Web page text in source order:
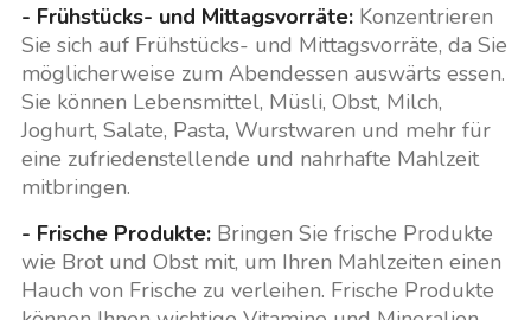
- Frühstücks- und Mittagsvorräte:Konzentrieren
Sie sich auf Frühstücks- und Mittagsvorräte, da Sie
möglicherweise zum Abendessen auswärts essen.
Sie können Lebensmittel, Müsli, Obst, Milch,
Joghurt, Salate, Pasta, Wurstwaren und mehr für
eine zufriedenstellende und nahrhafte Mahlzeit
mitbringen.
- Frische Produkte:Bringen Sie frische Produkte
wie Brot und Obst mit, um Ihren Mahlzeiten einen
Hauch von Frische zu verleihen. Frische Produkte